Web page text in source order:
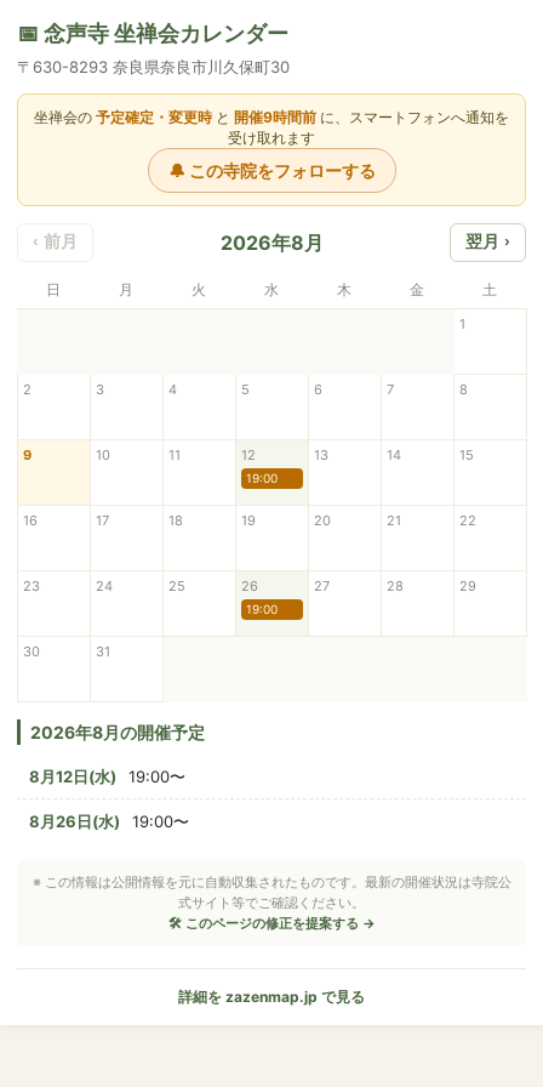
📅 念声寺 坐禅会カレンダー
〒630-8293 奈良県奈良市川久保町30
坐禅会の 予定確定・変更時と 開催9時間前 に、スマートフォンへ通知を
受け取れます
🔔 この寺院をフォローする
‹ 前月 2026年8月 翌月 ›
日 月 火 水 木 金 土
1
2 3 4 5 6 7 8
9 10 11 12
19:00
13 14 15
16 17 18 19 20 21 22
23 24 25 26
19:00
27 28 29
30 31
2026年8月の開催予定
8月12日(水) 19:00〜
8月26日(水) 19:00〜
※ この情報は公開情報を元に自動収集されたものです。最新の開催状況は寺院公
式サイト等でご確認ください。
🛠 このページの修正を提案する →
詳細を zazenmap.jp で見る